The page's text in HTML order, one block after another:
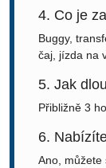
4. Co je
Buggy,
čaj, jízda na
5. Jak
Přibližně 3
6.
Ano, můžete